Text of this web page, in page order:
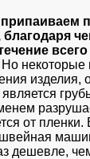
Но некоторые
изделия,
от
дешевле,